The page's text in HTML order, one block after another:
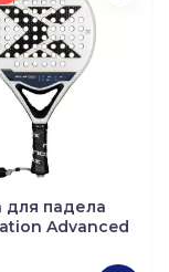
для падела
Advanced